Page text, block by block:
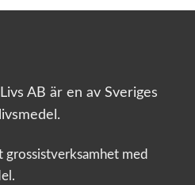
AB är en av Sveriges
grossistverksamhet med